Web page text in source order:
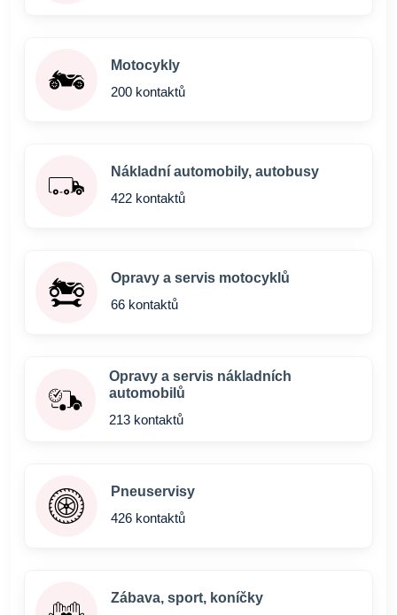
Motocykly
200 kontaktů
Nákladní automobily, autobusy
422 kontaktů
Opravy a servis motocyklů
66 kontaktů
Opravy a servis nákladních
automobilů
213 kontaktů
Pneuservisy
426 kontaktů
Zábava, sport, koníčky